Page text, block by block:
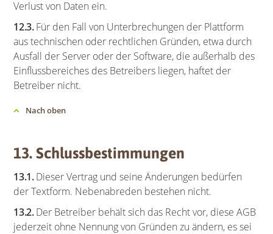
Verlust von Daten ein.
12.3.Für den Fall von Unterbrechungen der Plattform
aus technischen oder rechtlichen Gründen, etwa durch
Ausfall der Server oder der Software, die außerhalb des
Einflussbereiches des Betreibers liegen, haftet der
Betreiber nicht.
Nach oben
13. Schlussbestimmungen
13.1.Dieser Vertrag und seine Änderungen bedürfen
der Textform. Nebenabreden bestehen nicht.
13.2.Der Betreiber behält sich das Recht vor, diese AGB
jederzeit ohne Nennung von Gründen zu ändern, es sei